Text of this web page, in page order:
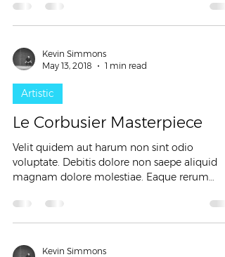
Kevin Simmons
May 13, 2018
1 min read
Artistic
Le Corbusier Masterpiece
Velit quidem aut harum non sint odio
voluptate. Debitis dolore non saepe aliquid
magnam dolore molestiae. Eaque rerum
Kevin Simmons